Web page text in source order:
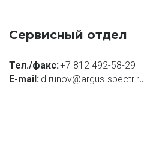
Сервисный отдел
Тел./факс:+7 812 492-58-29
E-mail: d.runov@argus-spectr.ru